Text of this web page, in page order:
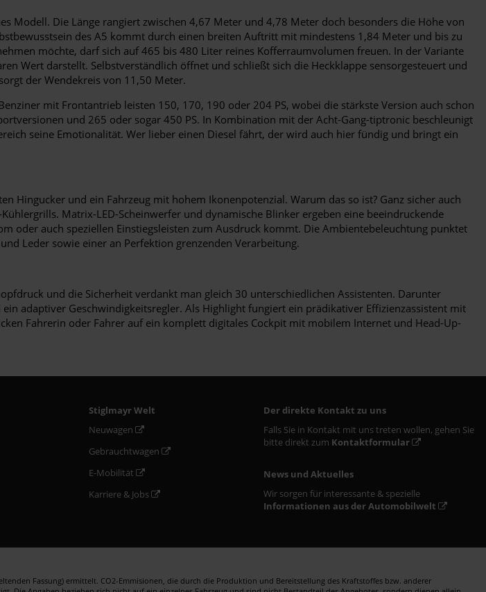
Die Länge rangiert zwischen 4,67 Meter und 4,78 Meter doch besonders die Höhe von
des A5 kommt durch einen breiten Auftritt mit mindestens 1,84 Meter und bis zu
möchte, darf sich auf 465 bis 480 Liter reines Kofferraumvolumen freuen. In der Variante
Wert darstellt. Selbstverständlich öffnet und schließt sich die Heckklappe sensorgesteuert und
der Wendekreis von 11,50 Meter.
mit Frontantrieb leisten 150, 170, 190 oder 204 PS, wobei die stärkste Version auch schon
und 265 oder sogar 450 PS. In Kombination mit der Acht-Gang-tiptronic beschleunigt
seine Emotionalität. Wer lieber einen Diesel fährt, der wird auch hier fündig und bringt ein
Hingucker und ein Fahrzeug mit hohem Ikonenpotenzial. Warum das so ist? Ganz sicher auch
Matrix-LED-Scheinwerfer und dynamische Blinker ergeben eine beeindruckende
oder auch speziellen Einstiegsleisten zum Ausdruck kommt. Die Ambientebeleuchtung punktet
Leder sowie einer an Perfektion grenzenden Verarbeitung.
und die Sicherheit verdankt man gleich 30 unterschiedlichen Assistenten. Darunter
adaptiver Geschwindigkeitsregler. Als Highlight fungiert ein prädikativer Effizienzassistent mit
Fahrerin oder Fahrer auf ein komplett digitales Cockpit mit mobilem Internet und Head-Up-
Stiglmayr Welt
Neuwagen
Gebrauchtwagen
E-Mobilität
Karriere & Jobs
Der direkte Kontakt zu uns
Falls Sie in Kontakt mit uns treten wollen, gehen Sie
bitte direkt zum Kontaktformular
News und Aktuelles
Wir sorgen für interessante & spezielle
Informationen aus der Automobilwelt
Fassung) ermittelt. CO2-Emmisionen, die durch die Produktion und Bereitstellung des Kraftstoffes bzw. anderer